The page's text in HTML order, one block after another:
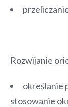
Rozwijanie
określanie
stosowanie